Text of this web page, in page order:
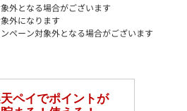
外となる場合がございます
外になります
ペーン対象外となる場合がございます